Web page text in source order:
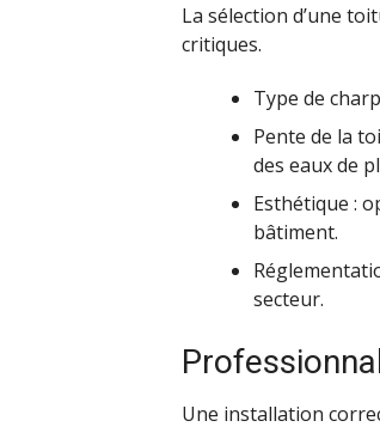
La sélection d’une
critiques.
Type de
Pente de la
des eaux de
Esthétique :
bâtiment.
secteur.
Une installation